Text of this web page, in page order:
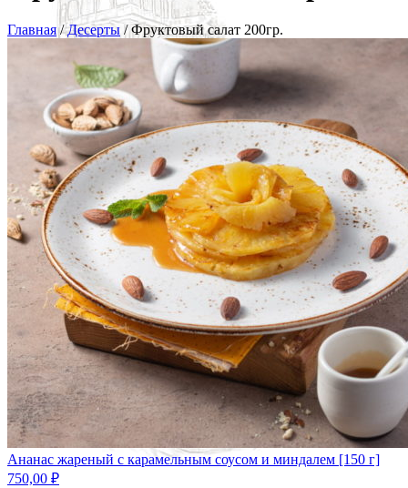
Главная/Десерты /Фруктовый салат 200гр.
Ананас жареный с карамельным соусом и миндалем [150 г]
750,00 ₽